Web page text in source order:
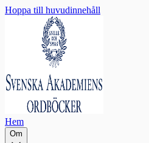
Hoppa till huvudinnehåll
Hem
Om